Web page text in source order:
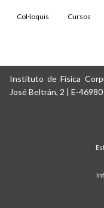
Col·loquis Cursos
Instituto de Física
José Beltrán, 2 | E-